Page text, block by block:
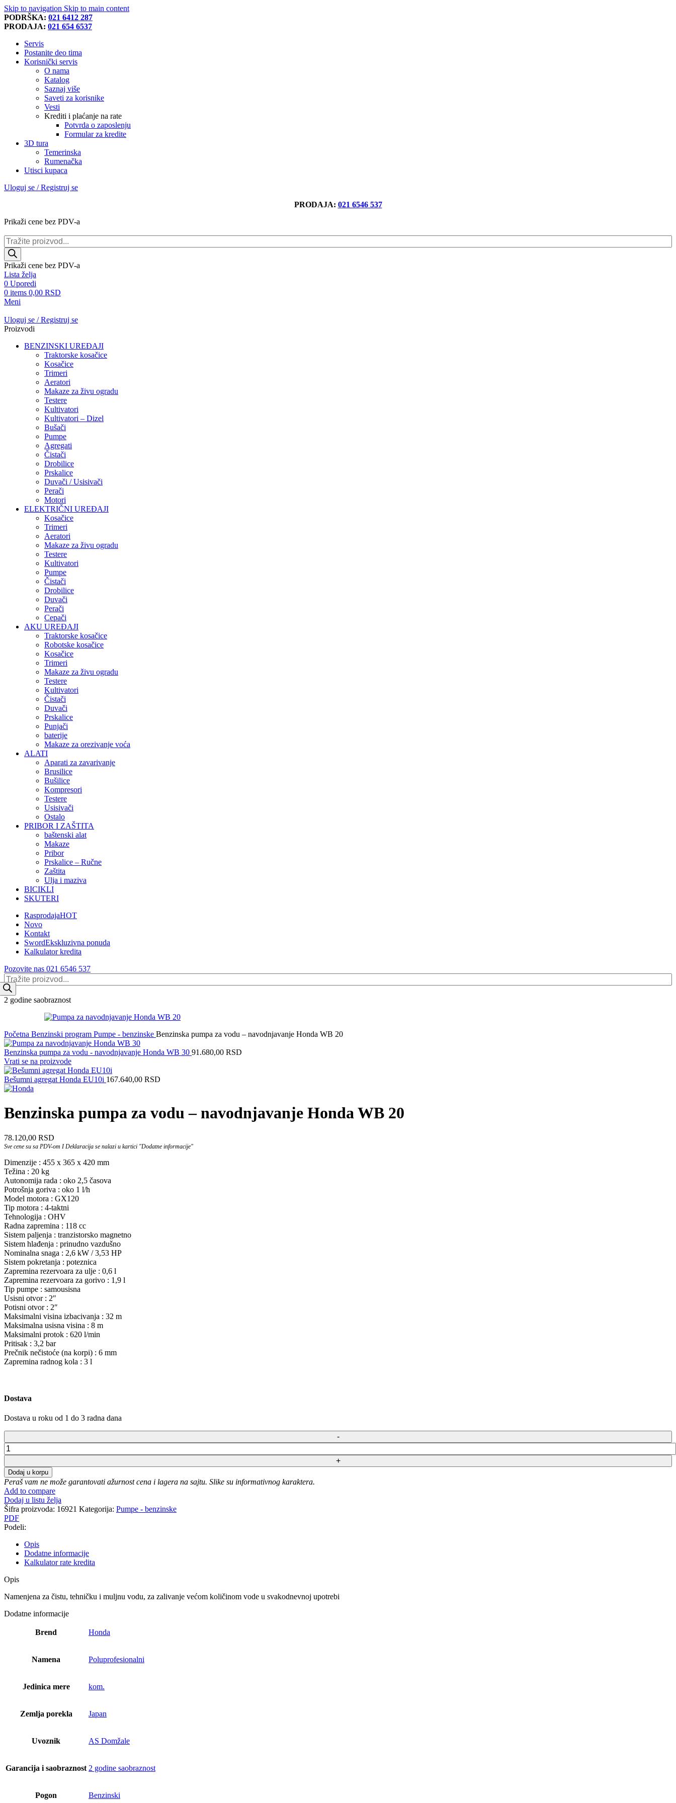
Skip to navigation Skip to main content
PODRŠKA: 021 6412 287
PRODAJA: 021 654 6537
Servis
Postanite deo tima
Korisnički servis
O nama
Katalog
Saznaj više
Saveti za korisnike
Vesti
Krediti i plaćanje na rate
Potvrda o zaposlenju
Formular za kredite
3D tura
Temerinska
Rumenačka
Utisci kupaca
Uloguj se / Registruj se
PRODAJA: 021 6546 537
Prikaži cene bez PDV-a
Products
search
Prikaži cene bez PDV-a
Lista želja
0 Uporedi
0 items 0,00 RSD
Meni
Uloguj se / Registruj se
Proizvodi
BENZINSKI UREĐAJI
Traktorske kosačice
Kosačice
Trimeri
Aeratori
Makaze za živu ogradu
Testere
Kultivatori
Kultivatori – Dizel
Bušači
Pumpe
Agregati
Čistači
Drobilice
Prskalice
Duvači / Usisivači
Perači
Motori
ELEKTRIČNI UREĐAJI
Kosačice
Trimeri
Aeratori
Makaze za živu ogradu
Testere
Kultivatori
Pumpe
Čistači
Drobilice
Duvači
Perači
Cepači
AKU UREĐAJI
Traktorske kosačice
Robotske kosačice
Kosačice
Trimeri
Makaze za živu ogradu
Testere
Kultivatori
Čistači
Duvači
Prskalice
Punjači
baterije
Makaze za orezivanje voća
ALATI
Aparati za zavarivanje
Brusilice
Bušilice
Kompresori
Testere
Usisivači
Ostalo
PRIBOR I ZAŠTITA
baštenski alat
Makaze
Pribor
Prskalice – Ručne
Zaštita
Ulja i maziva
BICIKLI
SKUTERI
RasprodajaHOT
Novo
Kontakt
SwordEkskluzivna ponuda
Kalkulator kredita
Pozovite nas 021 6546 537
Products
search
2 godine saobraznost
Početna Benzinski program Pumpe - benzinske Benzinska pumpa za vodu – navodnjavanje Honda WB 20
Benzinska pumpa za vodu - navodnjavanje Honda WB 30 91.680,00 RSD
Vrati se na proizvode
Bešumni agregat Honda EU10i 167.640,00 RSD
Benzinska pumpa za vodu – navodnjavanje Honda WB 20
78.120,00 RSD
Sve cene su sa PDV-om I Deklaracija se nalazi u kartici "Dodatne informacije"
Dimenzije : 455 x 365 x 420 mm
Težina : 20 kg
Autonomija rada : oko 2,5 časova
Potrošnja goriva : oko 1 l/h
Model motora : GX120
Tip motora : 4-taktni
Tehnologija : OHV
Radna zapremina : 118 cc
Sistem paljenja : tranzistorsko magnetno
Sistem hlađenja : prinudno vazdušno
Nominalna snaga : 2,6 kW / 3,53 HP
Sistem pokretanja : poteznica
Zapremina rezervoara za ulje : 0,6 l
Zapremina rezervoara za gorivo : 1,9 l
Tip pumpe : samousisna
Usisni otvor : 2″
Potisni otvor : 2″
Maksimalni visina izbacivanja : 32 m
Maksimalna usisna visina : 8 m
Maksimalni protok : 620 l/min
Pritisak : 3,2 bar
Prečnik nečistoće (na korpi) : 6 mm
Zapremina radnog kola : 3 l
Dostava
Dostava u roku od 1 do 3 radna dana
Benzinska
pumpa
za
vodu
-
navodnjavanje
Honda
WB
20
količina
Dodaj u korpu
Peraš vam ne može garantovati ažurnost cena i lagera na sajtu. Slike su informativnog karaktera.
Add to compare
Dodaj u listu želja
Šifra proizvoda: 16921 Kategorija: Pumpe - benzinske
PDF
Podeli:
Opis
Dodatne informacije
Kalkulator rate kredita
Opis
Namenjena za čistu, tehničku i muljnu vodu, za zalivanje većom količinom vode u svakodnevnoj upotrebi
Dodatne informacije
Brend Honda
Namena Poluprofesionalni
Jedinica mere kom.
Zemlja porekla Japan
Uvoznik AS Domžale
Garancija i saobraznost 2 godine saobraznost
Pogon Benzinski